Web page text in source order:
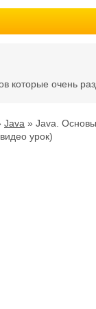
которые очень
Java » Java. Основы
урок)